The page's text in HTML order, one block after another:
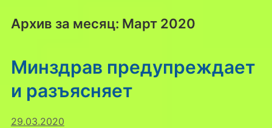
Архив за месяц: Март 2020
Минздрав предупреждает
и разъясняет
29.03.2020